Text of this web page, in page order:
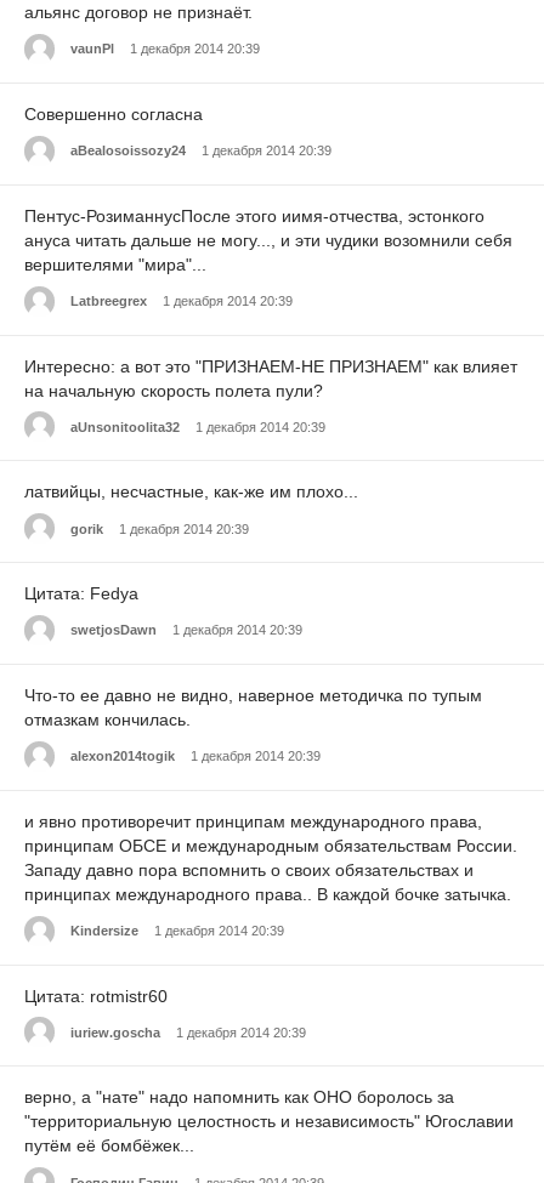
альянс договор не признаёт.
vaunPl 1 декабря 2014 20:39
Совершенно согласна
aBealosoissozy24 1 декабря 2014 20:39
Пентус-РозиманнусПосле этого иимя-отчества, эстонкого
ануса читать дальше не могу..., и эти чудики возомнили себя
вершителями "мира"...
Latbreegrex 1 декабря 2014 20:39
Интересно: а вот это "ПРИЗНАЕМ-НЕ ПРИЗНАЕМ" как влияет
на начальную скорость полета пули?
aUnsonitoolita32 1 декабря 2014 20:39
латвийцы, несчастные, как-же им плохо...
gorik 1 декабря 2014 20:39
Цитата: Fedya
swetjosDawn 1 декабря 2014 20:39
Что-то ее давно не видно, наверное методичка по тупым
отмазкам кончилась.
alexon2014togik 1 декабря 2014 20:39
и явно противоречит принципам международного права,
принципам ОБСЕ и международным обязательствам России.
Западу давно пора вспомнить о своих обязательствах и
принципах международного права.. В каждой бочке затычка.
Kindersize 1 декабря 2014 20:39
Цитата: rotmistr60
iuriew.goscha 1 декабря 2014 20:39
верно, а "нате" надо напомнить как ОНО боролось за
"территориальную целостность и независимость" Югославии
путём её бомбёжек...